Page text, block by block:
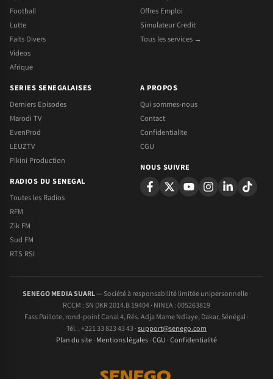
Football
Lutte
Faits Divers
Videos
Afrique
Offres Emploi
Simulateur Credit
Tous les services →
SERIES SENEGALAISES
Derniers Episodes
Marodi TV
EvenProd
LEUZTV
Pikini Production
RADIOS DU SENEGAL
Toutes les Radios
RFM
Zik FM
Sud FM
RTS RSI
A PROPOS
Qui sommes-nous
Contact
Confidentialite
CGU
NOUS SUIVRE
SENEGO MEDIA SUARL— Société à responsabilité limitée unipersonnelle ·
RCCM : SN DKR 2014.B 19404 · NINEA : 005263819
Fass Paillote, rond-point Canal 4, Rés. Adja Mame Ndiaye, Dakar, Sénégal ·
Tél. : +221 33 823 43 43 ·support@senego.com
Plan du site· Mentions légales·CGU ·Confidentialité